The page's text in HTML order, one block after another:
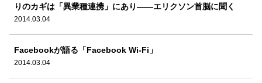
りのカギは「異業種連携」にあり――エリクソン首脳に聞く
2014.03.04
Facebookが語る「Facebook Wi-Fi」
2014.03.04